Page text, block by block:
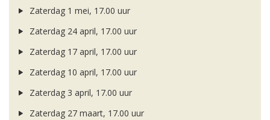
Zaterdag 1 mei, 17.00 uur
Zaterdag 24 april, 17.00 uur
Zaterdag 17 april, 17.00 uur
Zaterdag 10 april, 17.00 uur
Zaterdag 3 april, 17.00 uur
Zaterdag 27 maart, 17.00 uur